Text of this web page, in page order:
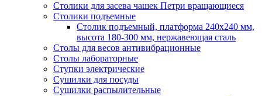
Столики для засева чашек Петри вращающиеся
Столики подъемные
Столик подъемный, платформа 240х240 мм,
высота 180-300 мм, нержавеющая сталь
Столы для весов антивибрационные
Столы лабораторные
Ступки электрические
Сушилки для посуды
Сушилки распылительные